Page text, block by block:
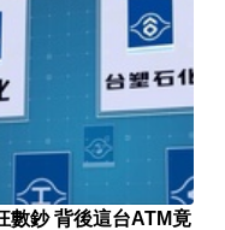
數鈔 背後這台ATM竟